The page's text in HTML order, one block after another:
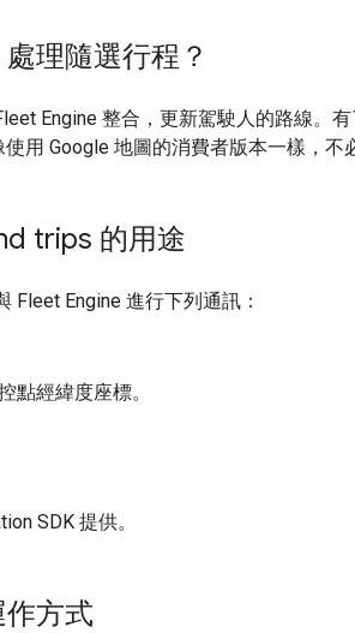
理隨選行程？
Engine 整合，更新駕駛人的路線。
用 Google 地圖的消費者版本一樣，不
trips 的用途
Fleet Engine 進行下列通訊：
點經緯度座標。
SDK 提供。
方式